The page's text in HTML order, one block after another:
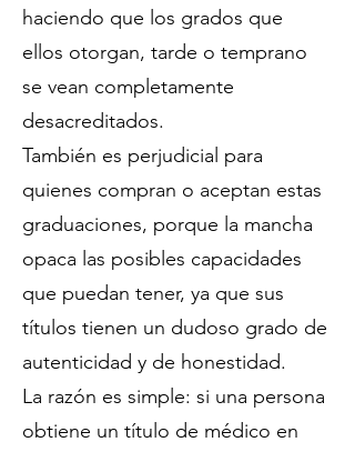
haciendo que los grados que
ellos otorgan, tarde o temprano
se vean completamente
desacreditados.
También es perjudicial para
quienes compran o aceptan estas
graduaciones, porque la mancha
opaca las posibles capacidades
que puedan tener, ya que sus
títulos tienen un dudoso grado de
autenticidad y de honestidad.
La razón es simple: si una persona
obtiene un título de médico en